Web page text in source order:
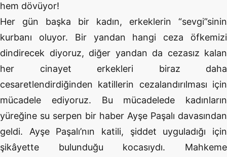
hem dövüyor!
Her gün başka bir kadın, erkeklerin “sevgi”sinin
kurbanı oluyor. Bir yandan hangi ceza öfkemizi
dindirecek diyoruz, diğer yandan da cezasız kalan
her cinayet erkekleri biraz daha
cesaretlendirdiğinden katillerin cezalandırılması için
mücadele ediyoruz. Bu mücadelede kadınların
yüreğine su serpen bir haber Ayşe Paşalı davasından
geldi. Ayşe Paşalı’nın katili, şiddet uyguladığı için
şikâyette bulunduğu kocasıydı. Mahkeme